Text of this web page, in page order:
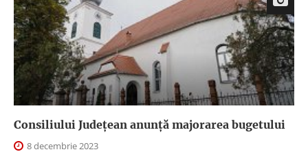
Consiliului Județean anunță majorarea bugetului
8 decembrie 2023